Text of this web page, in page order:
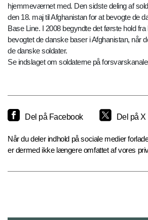
hjemmeværnet med. Den sidste deling af
den 18. maj til Afghanistan for at bevogte de
Base Line. I 2008 begyndte det første hold
bevogtet de danske baser i Afghanistan, når
de danske soldater.
Se indslaget om soldaterne på
Del på Facebook Del på X
Når du deler indhold på sociale medier
er dermed ikke længere omfattet af vores